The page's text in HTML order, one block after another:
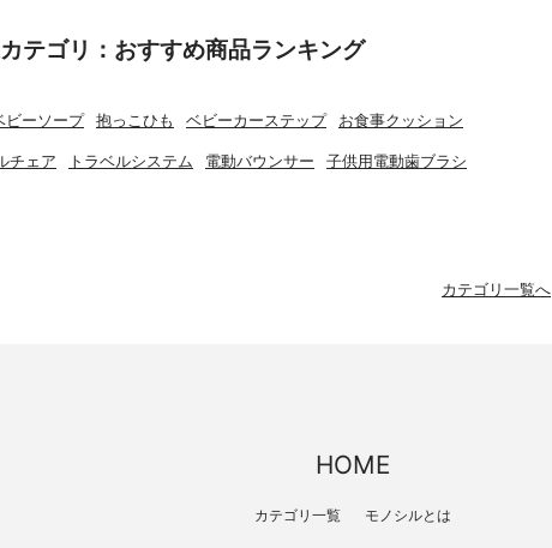
テゴリ：おすすめ商品ランキング
ビーソープ 抱っこひも ベビーカーステップ お食事クッション
チェア トラベルシステム 電動バウンサー 子供用電動歯ブラシ
カテゴリ一覧へ
HOME
カテゴリ一覧 モノシルとは